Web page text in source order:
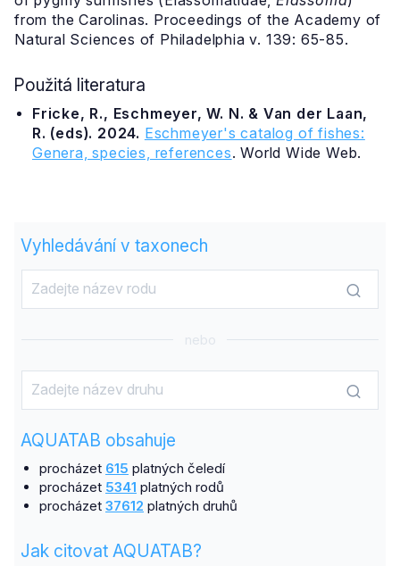
from the Carolinas. Proceedings of the Academy of
Natural Sciences of Philadelphia v. 139: 65-85.
Použitá literatura
Fricke, R., Eschmeyer, W. N. & Van der Laan,
R. (eds). 2024. Eschmeyer's catalog of fishes:
Genera, species, references. World Wide Web.
Vyhledávání v taxonech
nebo
AQUATAB obsahuje
procházet 615 platných čeledí
procházet 5341 platných rodů
procházet 37612 platných druhů
Jak citovat AQUATAB?